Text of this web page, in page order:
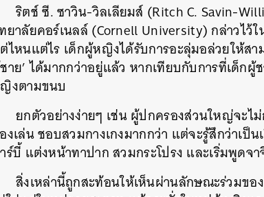
ริตช์ ซี. ซาวิน-วิลเลียมส์ (Ritch C. Savin-
ยาลัยคอร์เนลล์ (Cornell University) กล่าวไว้
ไหนแต่ไร เด็กผู้หญิงได้รับการอะลุ่มอล่วยให้ส
าย’ ได้มากกว่าอยู่แล้ว หากเทียบกับการที่เด็ก
งตามขนบ
ยกตัวอย่างง่ายๆ เช่น ผู้ปกครองส่วนใหญ่จะไ
งเล่น ชอบสวมกางเกงมากกว่า แต่จะรู้สึกว่าเ
ร์บี้ แต่งหน้าทาปาก สวมกระโปรง และเริ่มพูด
สิ่งเหล่านี้ถูกสะท้อนให้เห็นผ่านลักษณะร่วมข